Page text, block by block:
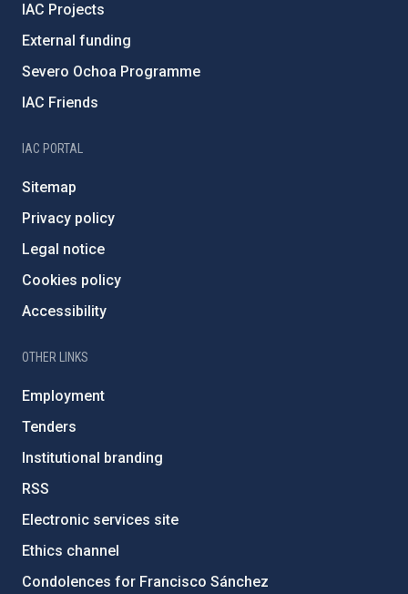
IAC Projects
External funding
Severo Ochoa Programme
IAC Friends
IAC PORTAL
Sitemap
Privacy policy
Legal notice
Cookies policy
Accessibility
OTHER LINKS
Employment
Tenders
Institutional branding
RSS
Electronic services site
Ethics channel
Condolences for Francisco Sánchez